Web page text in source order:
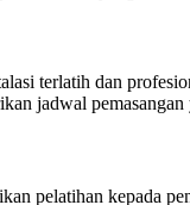
terlatih dan
jadwal
pelatihan kepada